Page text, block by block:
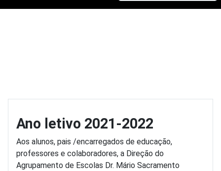
Ano letivo 2021-2022
Aos alunos, pais /encarregados de educação,
professores e colaboradores, a Direção do
Agrupamento de Escolas Dr. Mário Sacramento